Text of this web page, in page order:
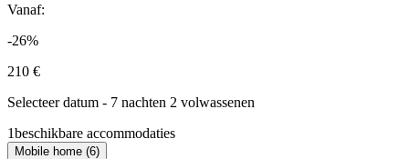
Vanaf:
-26%
210 €
Selecteer datum - 7 nachten 2 volwassenen
1beschikbare accommodaties
Mobile home (6)